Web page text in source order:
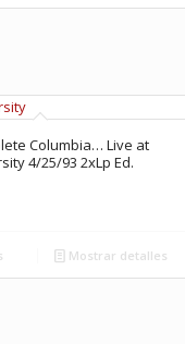
Columbia… Live at
4/25/93 2xLp Ed.
Mostrar detalles